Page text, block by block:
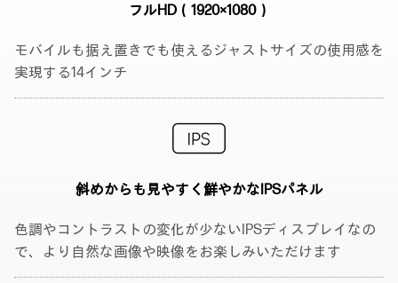
フルHD（1920×1080）
モバイルも据え置きでも使えるジャストサイズの使用感を
実現する14インチ
斜めからも見やすく鮮やかなIPSパネル
色調やコントラストの変化が少ないIPSディスプレイなの
で、より自然な画像や映像をお楽しみいただけます